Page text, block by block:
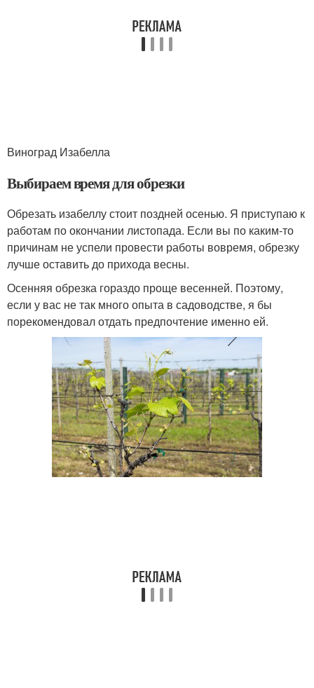
Виноград Изабелла
Выбираем время для обрезки
Обрезать изабеллу стоит поздней осенью. Я приступаю к
работам по окончании листопада. Если вы по каким-то
причинам не успели провести работы вовремя, обрезку
лучше оставить до прихода весны.
Осенняя обрезка гораздо проще весенней. Поэтому,
если у вас не так много опыта в садоводстве, я бы
порекомендовал отдать предпочтение именно ей.